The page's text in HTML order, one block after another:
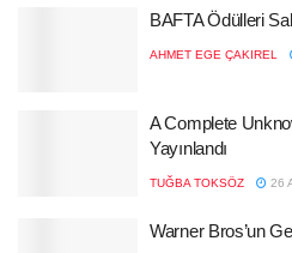
BAFTA Ödülleri
AHMET EGE ÇAKIREL
A Complete
Yayınlandı
TUĞBA TOKSÖZ 26
Warner Bros’un